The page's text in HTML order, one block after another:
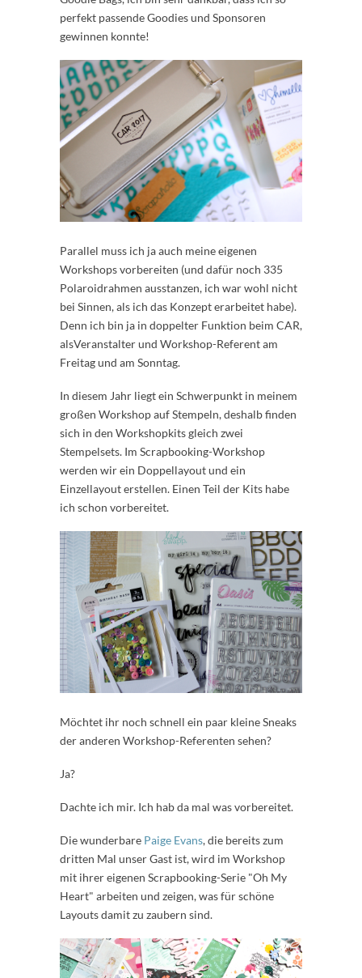
perfekt passende Goodies und Sponsoren
gewinnen konnte!
Parallel muss ich ja auch meine eigenen
Workshops vorbereiten (und dafür noch 335
Polaroidrahmen ausstanzen, ich war wohl nicht
bei Sinnen, als ich das Konzept erarbeitet habe).
Denn ich bin ja in doppelter Funktion beim CAR,
alsVeranstalter und Workshop-Referent am
Freitag und am Sonntag.
In diesem Jahr liegt ein Schwerpunkt in meinem
großen Workshop auf Stempeln, deshalb finden
sich in den Workshopkits gleich zwei
Stempelsets. Im Scrapbooking-Workshop
werden wir ein Doppellayout und ein
Einzellayout erstellen. Einen Teil der Kits habe
ich schon vorbereitet.
Möchtet ihr noch schnell ein paar kleine Sneaks
der anderen Workshop-Referenten sehen?
Ja?
Dachte ich mir. Ich hab da mal was vorbereitet.
Die wunderbare Paige Evans, die bereits zum
dritten Mal unser Gast ist, wird im Workshop
mit ihrer eigenen Scrapbooking-Serie "Oh My
Heart" arbeiten und zeigen, was für schöne
Layouts damit zu zaubern sind.